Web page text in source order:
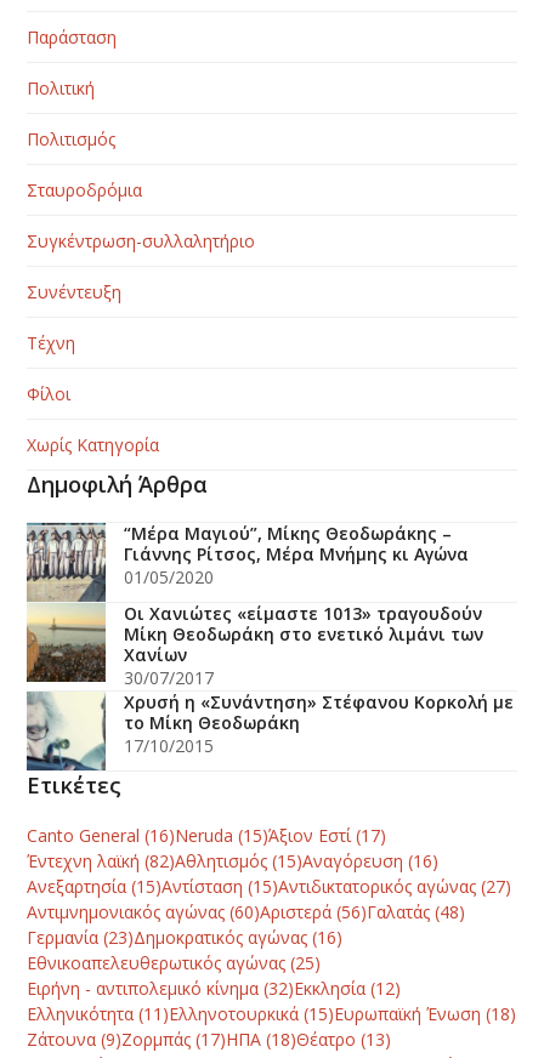
Παράσταση
Πολιτική
Πολιτισμός
Σταυροδρόμια
Συγκέντρωση-συλλαλητήριο
Συνέντευξη
Τέχνη
Φίλοι
Χωρίς Κατηγορία
Δημοφιλή Άρθρα
“Μέρα Μαγιού”, Μίκης Θεοδωράκης –
Γιάννης Ρίτσος, Μέρα Μνήμης κι Αγώνα
01/05/2020
Οι Χανιώτες «είμαστε 1013» τραγουδούν
Μίκη Θεοδωράκη στο ενετικό λιμάνι των
Χανίων
30/07/2017
Χρυσή η «Συνάντηση» Στέφανου Κορκολή με
το Μίκη Θεοδωράκη
17/10/2015
Ετικέτες
Canto General (16)Neruda (15)Άξιον Εστί (17)
Έντεχνη λαϊκή (82)Αθλητισμός (15)Αναγόρευση (16)
Ανεξαρτησία (15)Αντίσταση (15)Αντιδικτατορικός αγώνας (27)
Αντιμνημονιακός αγώνας (60)Αριστερά (56)Γαλατάς (48)
Γερμανία (23)Δημοκρατικός αγώνας (16)
Εθνικοαπελευθερωτικός αγώνας (25)
Ειρήνη - αντιπολεμικό κίνημα (32)Εκκλησία (12)
Ελληνικότητα (11)Ελληνοτουρκικά (15)Ευρωπαϊκή Ένωση (18)
Ζάτουνα (9)Ζορμπάς (17)ΗΠΑ (18)Θέατρο (13)